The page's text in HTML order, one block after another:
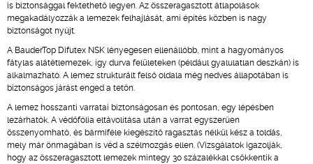
is biztonsággal fektethető legyen. Az összeragasztott átlapolások
megakadályozzák a lemezek felhajlását, ami építés közben is nagy
biztonságot nyújt.
A BauderTop Difutex NSK lényegesen ellenállóbb, mint a hagyományos
fátylas alátétlemezek, így durva felületeken (például gyalulatlan deszkán) is
alkalmazható. A lemez strukturált felső oldala még nedves állapotában is
biztonságos járást enged a tetőn.
A lemez hosszanti varratai biztonságosan és pontosan, egy lépésben
lezárhatók. A védőfólia eltávolítása után a varrat egyszerűen
összenyomható, és bármiféle kiegészítő ragasztás nélkül kész a toldás,
mely már önmagában is véd a szélmozgás ellen. (Vizsgálatok igazolják,
hogy az összeragasztott lemezek mintegy 30 százalékkal csökkentik a